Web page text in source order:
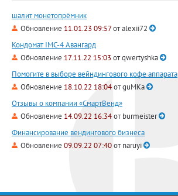
шалит монетопрёмник
Обновление 11.01.23 09:57отalexii72
Кондомат IMC-4 Авангард
Обновление 17.11.22 15:03 отqwertyshka
Помогите в выборе вейндингового кофе аппарата
Обновление 18.10.22 18:04отguMKa
Отзывы о компании «СмартВенд»
Обновление 14.09.22 16:34отburmeister
Финансирование вендингового бизнеса
Обновление 09.09.22 07:40отnaruyi